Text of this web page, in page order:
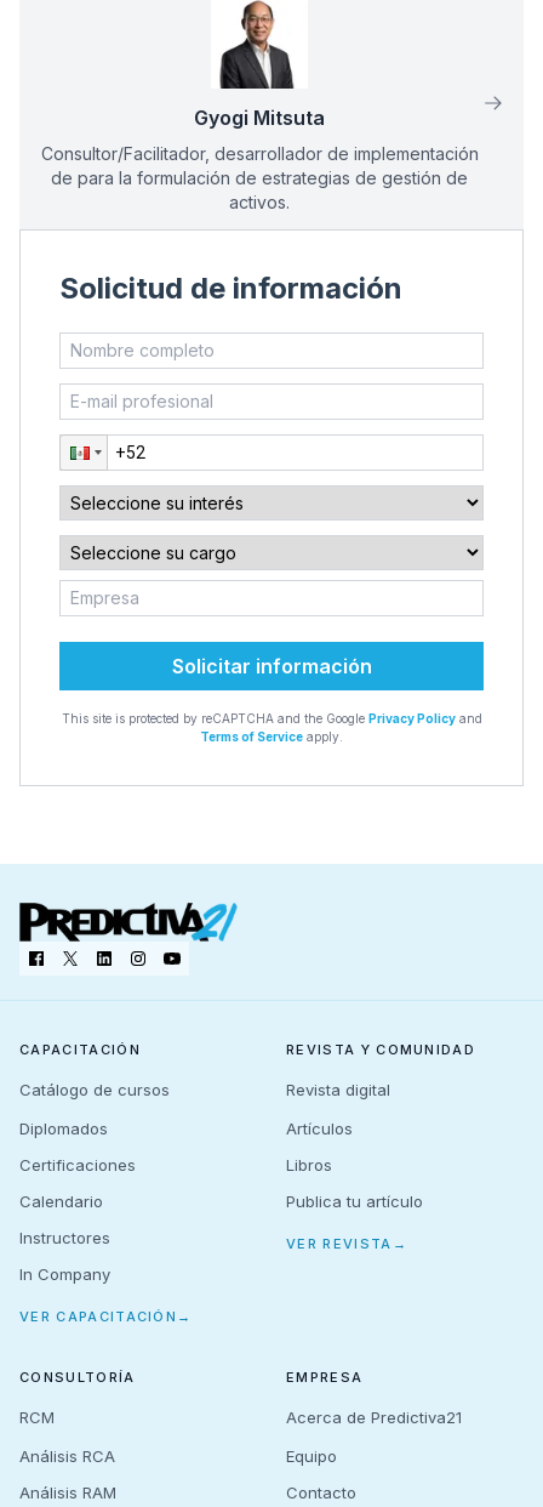
Gyogi Mitsuta
Consultor/Facilitador, desarrollador de implementación
de para la formulación de estrategias de gestión de
activos.
Solicitud de información
Solicitar información
This site is protected by reCAPTCHA and the Google Privacy Policy and
Terms of Service apply.
CAPACITACIÓN
Catálogo de cursos
Diplomados
Certificaciones
Calendario
Instructores
In Company
VER CAPACITACIÓN →
REVISTA Y COMUNIDAD
Revista digital
Artículos
Libros
Publica tu artículo
VER REVISTA →
CONSULTORÍA
RCM
Análisis RCA
Análisis RAM
EMPRESA
Acerca de Predictiva21
Equipo
Contacto